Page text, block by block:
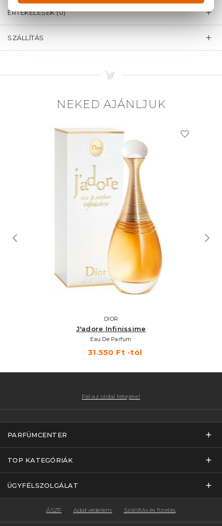
ÉRTÉKELÉSEK (0)
SZÁLLÍTÁS
NEKED AJÁNLJUK
DIOR
J'adore Infinissime
Eau De Parfum
31.550 Ft -tól
Fel az oldal tetejére!
PARFÜMCENTER
TOP KATEGÓRIÁK
ÜGYFÉLSZOLGÁLAT
ÁSZF Adatvédelem Szállítás és fizetés